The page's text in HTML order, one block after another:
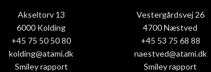
Akseltorv 13
6000 Kolding
+45 75 50 50 80
kolding@atami.dk
Smiley rapport
Vestergårdsvej 26
4700 Næstved
+45 53 75 68 88
naestved@atami.dk
Smiley rapport